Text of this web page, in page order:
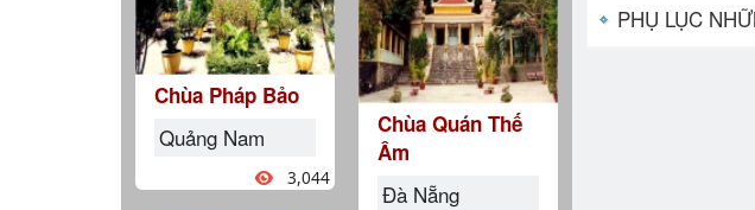
Chùa Pháp Bảo
Quảng Nam
3,044
Chùa Quán Thế
Âm
Đà Nẵng
PHỤ LỤC